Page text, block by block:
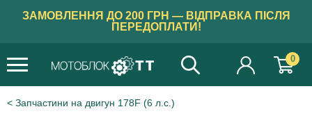
ЗАМОВЛЕННЯ ДО 200 ГРН — ВІДПРАВКА ПІСЛЯ
ПЕРЕДОПЛАТИ!
0
Запчастини на двигун 178F (6 л.с.)